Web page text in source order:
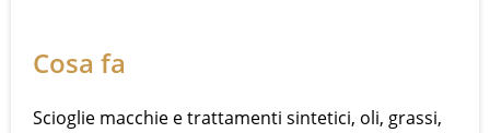
Cosa fa
Scioglie macchie e trattamenti sintetici, oli, grassi,